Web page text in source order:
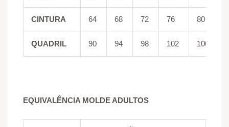
CINTURA 64 68 72 76 80
QUADRIL 90 94 98 102 106
EQUIVALÊNCIA MOLDE ADULTOS